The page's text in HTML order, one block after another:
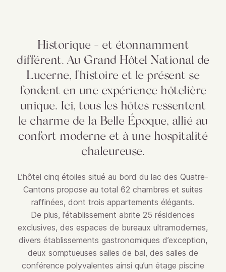
Historique - et étonnamment
différent. Au Grand Hôtel National de
Lucerne, l'histoire et le présent se
fondent en une expérience hôtelière
unique. Ici, tous les hôtes ressentent
le charme de la Belle Époque, allié au
confort moderne et à une hospitalité
chaleureuse.
L’hôtel cinq étoiles situé au bord du lac des Quatre-
Cantons propose au total 62 chambres et suites
raffinées, dont trois appartements élégants.
De plus, l’établissement abrite 25 résidences
exclusives, des espaces de bureaux ultramodernes,
divers établissements gastronomiques d’exception,
deux somptueuses salles de bal, des salles de
conférence polyvalentes ainsi qu’un étage piscine